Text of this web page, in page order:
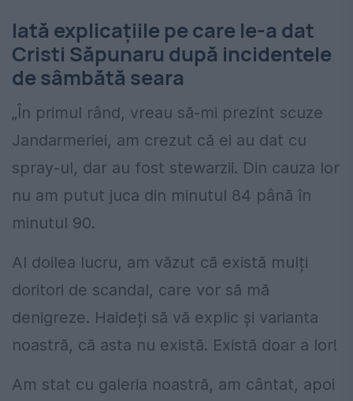
Iată explicațiile pe care le-a dat
Cristi Săpunaru după incidentele
de sâmbătă seara
„În primul rând, vreau să-mi prezint scuze
Jandarmeriei, am crezut că ei au dat cu
spray-ul, dar au fost stewarzii. Din cauza lor
nu am putut juca din minutul 84 până în
minutul 90.
Al doilea lucru, am văzut că există mulți
doritori de scandal, care vor să mă
denigreze. Haideți să vă explic și varianta
noastră, că asta nu există. Există doar a lor!
Am stat cu galeria noastră, am cântat, apoi